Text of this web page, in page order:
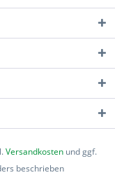
Versandkosten und ggf.
beschrieben